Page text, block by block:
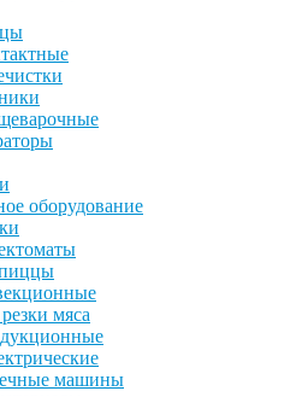
оборудование
мяса
машины